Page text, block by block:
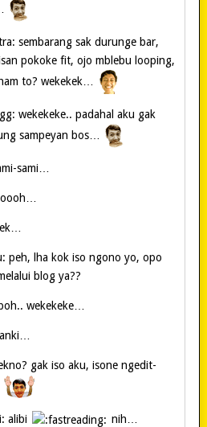
sembarang sak durunge bar,
pokoke fit, ojo mblebu looping,
to? wekekek…
wekekeke.. padahal aku gak
sampeyan bos…
sami…
oooh…
peh, lha kok iso ngono yo, opo
blog ya??
wekekeke…
gak iso aku, isone ngedit-
alibi
nih…